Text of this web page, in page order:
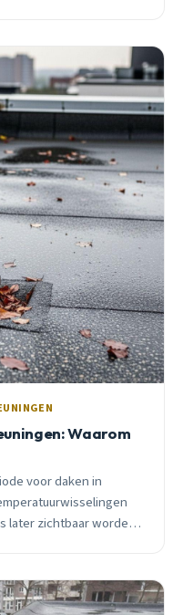
Waarom
voor daken in
later zichtbaar worden.